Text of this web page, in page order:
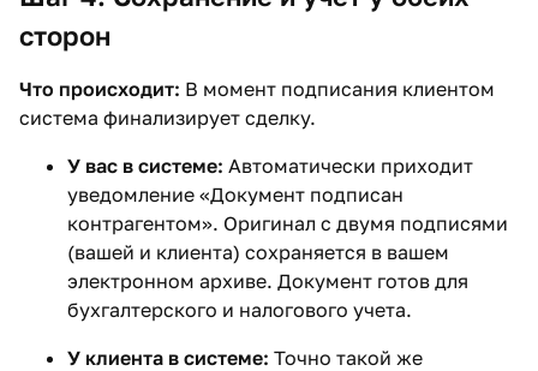
сторон
Что происходит: В момент подписания клиентом
система финализирует сделку.
У вас в системе: Автоматически приходит
уведомление «Документ подписан
контрагентом». Оригинал с двумя подписями
(вашей и клиента) сохраняется в вашем
электронном архиве. Документ готов для
бухгалтерского и налогового учета.
У клиента в системе: Точно такой же